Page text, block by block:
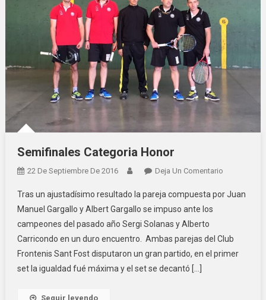
Semifinales Categoria Honor
22 De Septiembre De 2016 Deja Un Comentario
Categoria
Tras un ajustadísimo resultado la pareja compuesta por Juan
Manuel Gargallo y Albert Gargallo se impuso ante los
campeones del pasado año Sergi Solanas y Alberto
Carricondo en un duro encuentro. Ambas parejas del Club
Frontenis Sant Fost disputaron un gran partido, en el primer
set la igualdad fué máxima y el set se decantó […]
Seguir leyendo